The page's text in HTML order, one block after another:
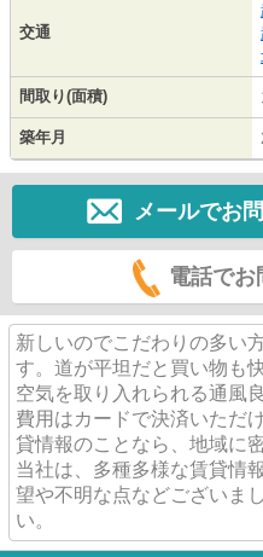
交通
間取り(面積)
築年月
メールでお
電話でお
新しいのでこだわりの多い
す。道が平坦だと買い物も
空気を取り入れられる通風
費用はカードで決済いただ
貸情報のことなら、地域に
当社は、多種多様な賃貸情
望や不明な点などございま
い。